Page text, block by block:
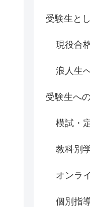
受験生と
現役合
浪人生
受験生へ
模試・
教科別
オンラ
個別指